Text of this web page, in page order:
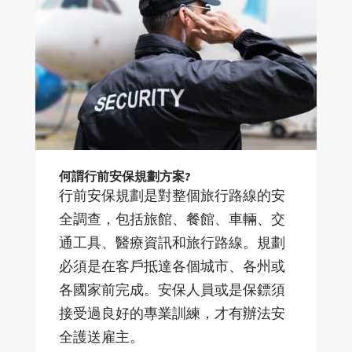
何謂行前安保規劃方案?
行前安保規劃是對整個旅行路線的安
全調查，包括旅館、餐館、車輛、交
通工具、醫療資訊和旅行路線。規劃
必須是在客戶抵達各個城市、各州或
各國家前完成。安保人員或是保鏢須
接受過良好的專業訓練，才有辦法安
全護送雇主。